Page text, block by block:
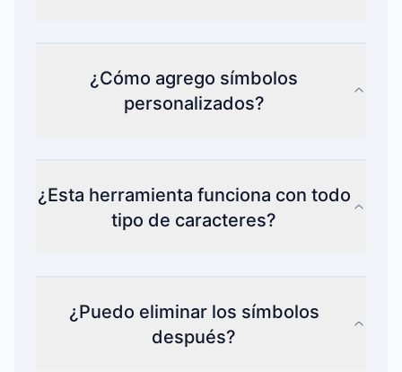
¿Cómo agrego símbolos
personalizados?
¿Esta herramienta funciona con todo
tipo de caracteres?
¿Puedo eliminar los símbolos
después?